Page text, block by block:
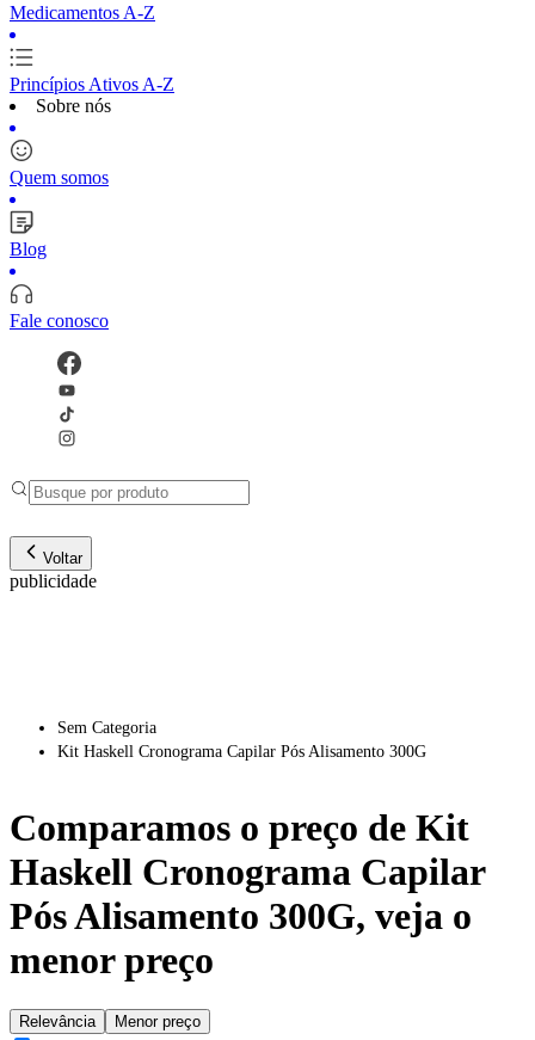
Medicamentos A-Z
Princípios Ativos A-Z
Sobre nós
Quem somos
Blog
Fale conosco
Voltar
publicidade
Sem Categoria
Kit Haskell Cronograma Capilar Pós Alisamento 300G
Comparamos o preço de Kit
Haskell Cronograma Capilar
Pós Alisamento 300G, veja o
menor preço
Relevância Menor preço